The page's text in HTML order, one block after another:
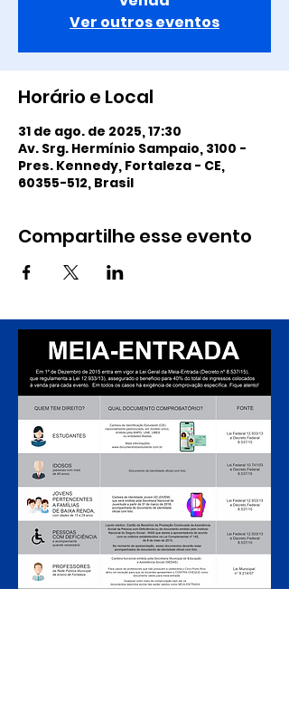
Ver outros eventos
Horário e Local
31 de ago. de 2025, 17:30
Av. Srg. Hermínio Sampaio, 3100 -
Pres. Kennedy, Fortaleza - CE,
60355-512, Brasil
Compartilhe esse evento